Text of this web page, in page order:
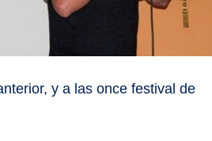
y a las once festival de